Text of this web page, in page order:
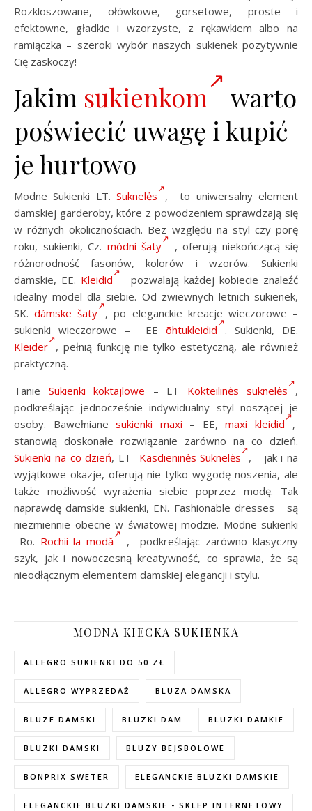
Rozkloszowane, ołówkowe, gorsetowe, proste i
efektowne, gładkie i wzorzyste, z rękawkiem albo na
ramiączka – szeroki wybór naszych sukienek pozytywnie
Cię zaskoczy!
Jakim sukienkom
warto
poświecić uwagę i kupić
je hurtowo
Modne Sukienki LT.Suknelės
, to uniwersalny element
damskiej garderoby, które z powodzeniem sprawdzają się
w różnych okolicznościach. Bez względu na styl czy porę
roku, sukienki, Cz. módní šaty
, oferują niekończącą się
różnorodność fasonów, kolorów i wzorów. Sukienki
damskie, EE. Kleidid
pozwalają każdej kobiecie znaleźć
idealny model dla siebie. Od zwiewnych letnich sukienek,
SK.dámske šaty , po eleganckie kreacje wieczorowe –
sukienki wieczorowe – EE õhtukleidid
. Sukienki, DE.
Kleider , pełnią funkcję nie tylko estetyczną, ale również
praktyczną.
Tanie Sukienki koktajlowe – LT Kokteilinės suknelės
,
podkreślając jednocześnie indywidualny styl noszącej je
osoby. Bawełnianesukienki maxi – EE,maxi kleidid
,
stanowią doskonałe rozwiązanie zarówno na co dzień.
Sukienki na co dzień, LT Kasdieninės Suknelės
, jak i na
wyjątkowe okazje, oferują nie tylko wygodę noszenia, ale
także możliwość wyrażenia siebie poprzez modę. Tak
naprawdę damskie sukienki, EN. Fashionable dresses są
niezmiennie obecne w światowej modzie. Modne sukienki
Ro. Rochii la modă
, podkreślając zarówno klasyczny
szyk, jak i nowoczesną kreatywność, co sprawia, że są
nieodłącznym elementem damskiej elegancji i stylu.
MODNA KIECKA SUKIENKA
ALLEGRO SUKIENKI DO 50 ZŁ
ALLEGRO WYPRZEDAŻ BLUZA DAMSKA
BLUZE DAMSKI BLUZKI DAM BLUZKI DAMKIE
BLUZKI DAMSKI BLUZY BEJSBOLOWE
BONPRIX SWETER ELEGANCKIE BLUZKI DAMSKIE
ELEGANCKIE BLUZKI DAMSKIE - SKLEP INTERNETOWY